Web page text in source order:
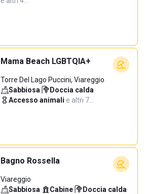
Mama Beach LGBTQIA+
Torre Del Lago Puccini, Viareggio
Sabbiosa· Doccia calda·
Accesso animali·e altri 7…
Bagno Rossella
Viareggio
Sabbiosa· Cabine· Doccia calda·